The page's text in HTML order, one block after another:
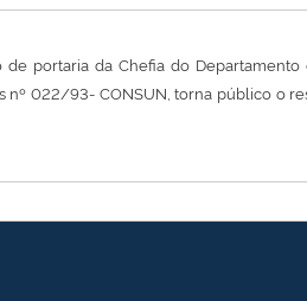
portaria da Chefia do
nº 022/93- CONSUN, torna público o